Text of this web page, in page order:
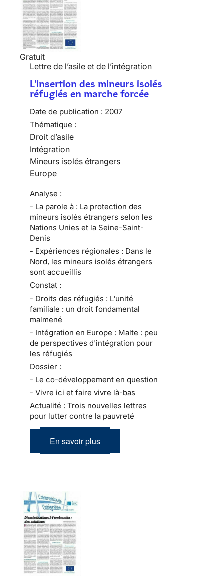
Gratuit
Lettre de l’asile et de l’intégration
L'insertion des mineurs isolés
réfugiés en marche forcée
Date de publication : 2007
Thématique :
Droit d’asile
Intégration
Mineurs isolés étrangers
Europe
Analyse :
- La parole à : La protection des
mineurs isolés étrangers selon les
Nations Unies et la Seine-Saint-
Denis
- Expériences régionales : Dans le
Nord, les mineurs isolés étrangers
sont accueillis
Constat :
- Droits des réfugiés : L'unité
familiale : un droit fondamental
malmené
- Intégration en Europe : Malte : peu
de perspectives d'intégration pour
les réfugiés
Dossier :
- Le co-développement en question
- Vivre ici et faire vivre là-bas
Actualité : Trois nouvelles lettres
pour lutter contre la pauvreté
En savoir plus